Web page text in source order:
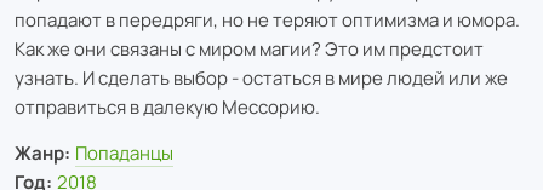
попадают в передряги, но не теряют оптимизма и юмора.
Как же они связаны с миром магии? Это им предстоит
узнать. И сделать выбор - остаться в мире людей или же
отправиться в далекую Мессорию.
Жанр: Попаданцы
Год: 2018